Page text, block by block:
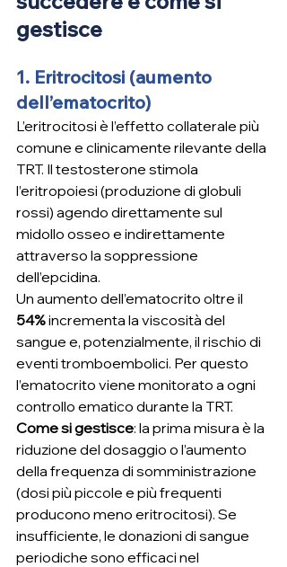
gestisce
1. Eritrocitosi (aumento
dell’ematocrito)
L’eritrocitosi è l’effetto collaterale più
comune e clinicamente rilevante della
TRT. Il testosterone stimola
l’eritropoiesi (produzione di globuli
rossi) agendo direttamente sul
midollo osseo e indirettamente
attraverso la soppressione
dell’epcidina.
Un aumento dell’ematocrito oltre il
54% incrementa la viscosità del
sangue e, potenzialmente, il rischio di
eventi tromboembolici. Per questo
l’ematocrito viene monitorato a ogni
controllo ematico durante la TRT.
Come si gestisce: la prima misura è la
riduzione del dosaggio o l’aumento
della frequenza di somministrazione
(dosi più piccole e più frequenti
producono meno eritrocitosi). Se
insufficiente, le donazioni di sangue
periodiche sono efficaci nel